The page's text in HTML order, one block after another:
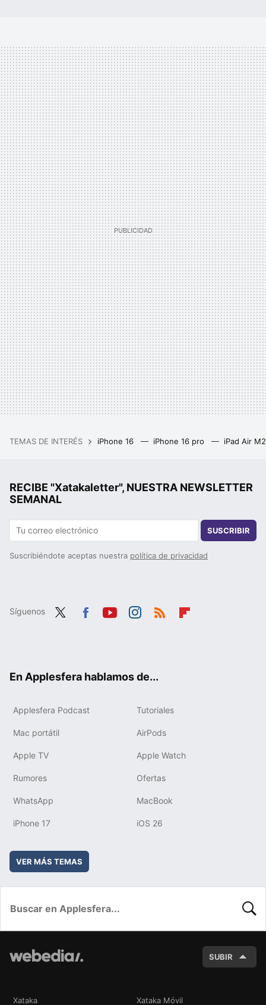
TEMAS DE INTERÉS iPhone 16 iPhone 16 pro iPad Air
RECIBE "Xatakaletter", NUESTRA NEWSLETTER
SEMANAL
SUSCRIBIR
Suscribiéndote aceptas nuestra política de privacidad
Síguenos
En Applesfera hablamos de...
Applesfera Podcast Tutoriales
Mac portátil AirPods
Apple TV Apple Watch
Rumores Ofertas
WhatsApp MacBook
iPhone 17 iOS 26
VER MÁS TEMAS
SUBIR
Xataka Xataka Móvil